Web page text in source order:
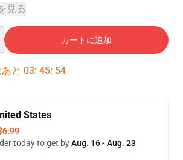
見る
カートに追加
と 03: 45: 54
States
today to get byAug. 16 - Aug. 23